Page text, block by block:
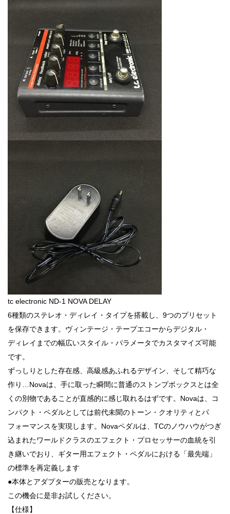
tc electronic ND-1 NOVA DELAY
6種類のステレオ・ディレイ・タイプを搭載し、9つのプリセット
を保存できます。ヴィンテージ・テープエコーからデジタル・
ディレイまでの幅広いスタイル・パラメータでカスタマイズ可能
です。
ずっしりとした存在感、高級感あふれるデザイン、そして精巧な
作り…Novaは、手に取った瞬間に普通のストンプボックスとは全
くの別物であることが直感的に感じ取れるはずです。Novaは、コ
ンパクト・ペダルとしては前代未聞のトーン・クオリティとパ
フォーマンスを実現します。Novaペダルは、TCのノウハウがつぎ
込まれたワールドクラスのエフェクト・プロセッサーの血統を引
き継いでおり、ギター用エフェクト・ペダルにおける「最先端」
の標準を再定義します
●本体とアダプターの販売となります。
この機会に是非お試しください。
【仕様】